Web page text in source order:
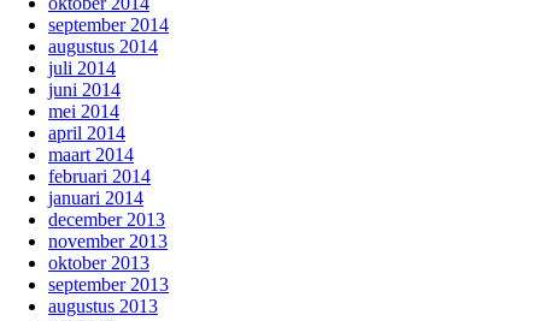
september 2014
augustus 2014
juli 2014
juni 2014
mei 2014
april 2014
maart 2014
februari 2014
januari 2014
december 2013
november 2013
oktober 2013
september 2013
augustus 2013